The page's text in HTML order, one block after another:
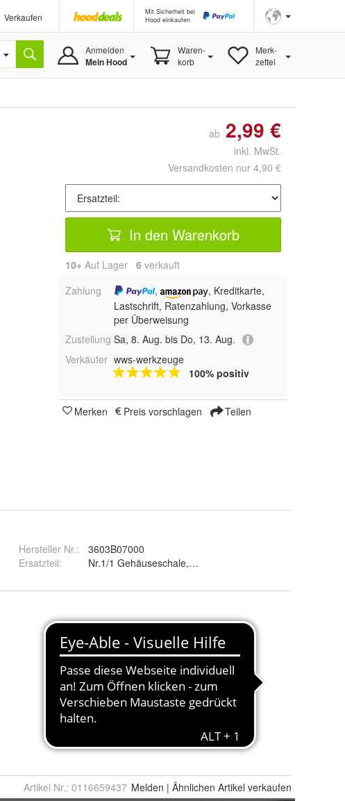
Verkaufen
Mit Sicherheit bei
Hood einkaufen
Anmelden
Mein Hood
Waren-
korb
Merk-
zettel
ab 2,99 €
inkl. MwSt.
Versandkosten nur 4,90 €
In den Warenkorb
10+ Auf Lager 6 verkauft
Zahlung
,
, Kreditkarte,
Lastschrift, Ratenzahlung, Vorkasse
per Überweisung
Zustellung Sa, 8. Aug. bis Do, 13. Aug.
Verkäufer wws-werkzeuge
100% positiv
Merken Preis vorschlagen Teilen
Hersteller Nr.:
3603B07000
Ersatzteil: Nr.1/1 Gehäuseschale, Nr.1/2 Motorgehäuse, Nr.1/3
Artikel Nr.: 0116659437 Melden | Ähnlichen Artikel verkaufen